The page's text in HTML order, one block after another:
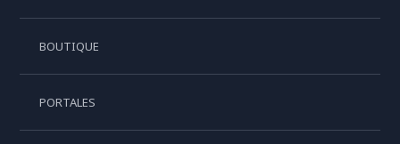
BOUTIQUE
PORTALES